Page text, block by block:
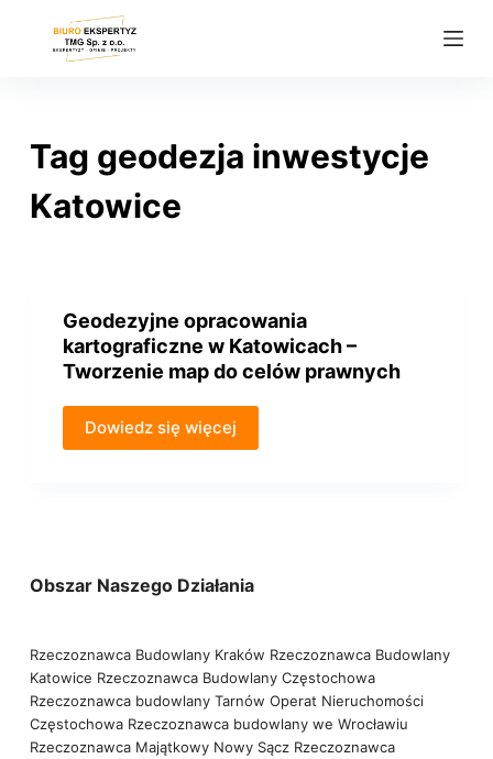
Tag geodezja inwestycje
Katowice
Geodezyjne opracowania
kartograficzne w Katowicach –
Tworzenie map do celów prawnych
Dowiedz się więcej
Obszar Naszego Działania
Rzeczoznawca Budowlany Kraków Rzeczoznawca Budowlany
Katowice Rzeczoznawca Budowlany Częstochowa
Rzeczoznawca budowlany Tarnów Operat Nieruchomości
Częstochowa Rzeczoznawca budowlany we Wrocławiu
Rzeczoznawca Majątkowy Nowy Sącz Rzeczoznawca